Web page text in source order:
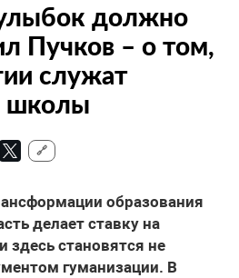
должно
Пучков – о том,
служат
школы
🔗
образования
делает ставку на
здесь становятся не
гуманизации. В